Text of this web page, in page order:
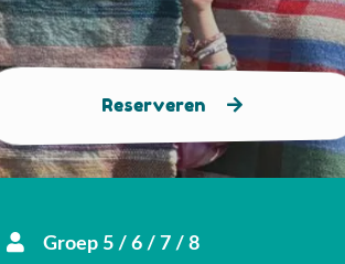
Reserveren
Groep 5 / 6 / 7 / 8